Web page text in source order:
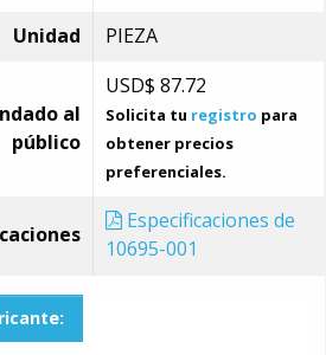
Unidad
PIEZA
al
público
USD$ 87.72
Solicita tu registro para
obtener precios
preferenciales.
Especificaciones de
10695-001